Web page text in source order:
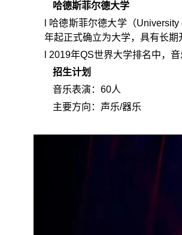
哈德斯菲尔德大学
哈德斯菲尔德大学（
年起正式确立为大学，具有长
2019年QS世界大学排名中，
招生计划
音乐表演：60人
主要方向：声乐/器乐